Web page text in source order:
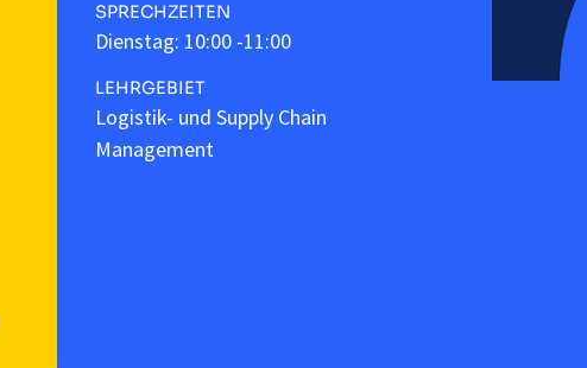
SPRECHZEITEN
Dienstag: 10:00 -11:00
LEHRGEBIET
Logistik- und Supply Chain
Management